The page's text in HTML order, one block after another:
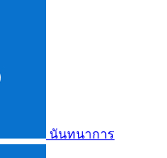
นันทนาการ